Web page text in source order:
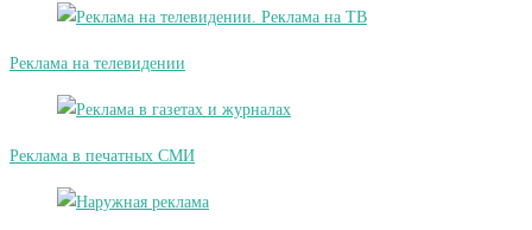
Реклама на телевидении
Реклама в печатных СМИ